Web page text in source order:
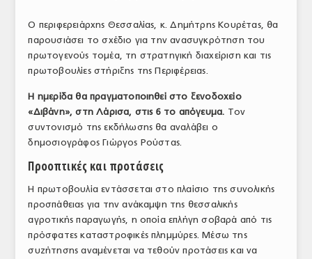
Ο περιφερειάρχης Θεσσαλίας, κ. Δημήτρης Κουρέτας, θα
παρουσιάσει το σχέδιο για την ανασυγκρότηση του
πρωτογενούς τομέα, τη στρατηγική διαχείριση και τις
πρωτοβουλίες στήριξης της Περιφέρειας.
Η ημερίδα θα πραγματοποιηθεί στο ξενοδοχείο
«Διβάνη», στη Λάρισα, στις 6 το απόγευμα. Τον
συντονισμό της εκδήλωσης θα αναλάβει ο
δημοσιογράφος Γιώργος Ρούστας.
Προοπτικές και προτάσεις
Η πρωτοβουλία εντάσσεται στο πλαίσιο της συνολικής
προσπάθειας για την ανάκαμψη της θεσσαλικής
αγροτικής παραγωγής, η οποία επλήγη σοβαρά από τις
πρόσφατες καταστροφικές πλημμύρες. Μέσω της
συζήτησης αναμένεται να τεθούν προτάσεις και να